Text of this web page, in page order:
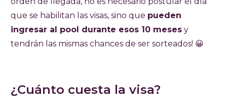
que se habilitan las visas, sino que pueden
ingresar al pool durante esos 10 meses y
tendrán las mismas chances de ser sorteados! 😀
¿Cuánto cuesta la visa?